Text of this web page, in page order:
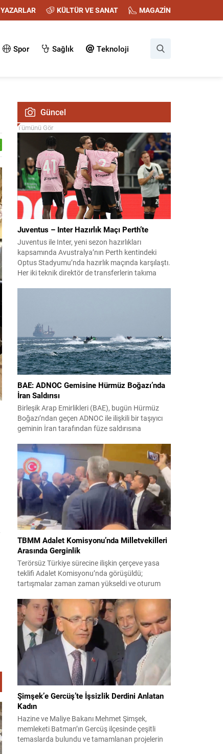
YAZARLAR KÜLTÜR VE SANAT MAGAZİN
Spor Sağlık Teknoloji
Güncel
Tümünü Gör
Juventus – Inter Hazırlık Maçı Perth’te
Juventus ile Inter, yeni sezon hazırlıkları
kapsamında Avustralya’nın Perth kentindeki
Optus Stadyumu’nda hazırlık maçında karşılaştı.
Her iki teknik direktör de transferlerin takıma
Yıldız ilk 11’de görev alırken,...
BAE: ADNOC Gemisine Hürmüz Boğazı’nda
İran Saldırısı
Birleşik Arap Emirlikleri (BAE), bugün Hürmüz
Boğazı’ndan geçen ADNOC ile ilişkili bir taşıyıcı
geminin İran tarafından füze saldırısına
alındığını bildirirken saldırıyı kınadı ve Tahran’ı
korsanlıkla suçladı. WAM ajansının aktardığı ilk
açıklamada, ADNOC’a ait bir geminin sabah
saatlerinde hedef alındığı belirtildi; ilerleyen
dakikalarda ise BAE...
TBMM Adalet Komisyonu’nda Milletvekilleri
Arasında Gerginlik
Terörsüz Türkiye sürecine ilişkin çerçeve yasa
teklifi Adalet Komisyonu’nda görüşüldü;
tartışmalar zaman zaman yükseldi ve oturum
çalışmalarında kimi milletvekilleri arasında sözlü
gerilim yaşandı, daha sonra fiziksel arbede çıktı.
Görüşme sırasında İyi Parti ile MHP milletvekilleri
arasında söz düellosu başladı; taraflar birbirlerini
sert ifadelerle eleştirdi. Tartışma...
Şimşek’e Gercüş’te İşsizlik Derdini Anlatan
Kadın
Hazine ve Maliye Bakanı Mehmet Şimşek,
memleketi Batman’ın Gercüş ilçesinde çeşitli
temaslarda bulundu ve tamamlanan projelerin